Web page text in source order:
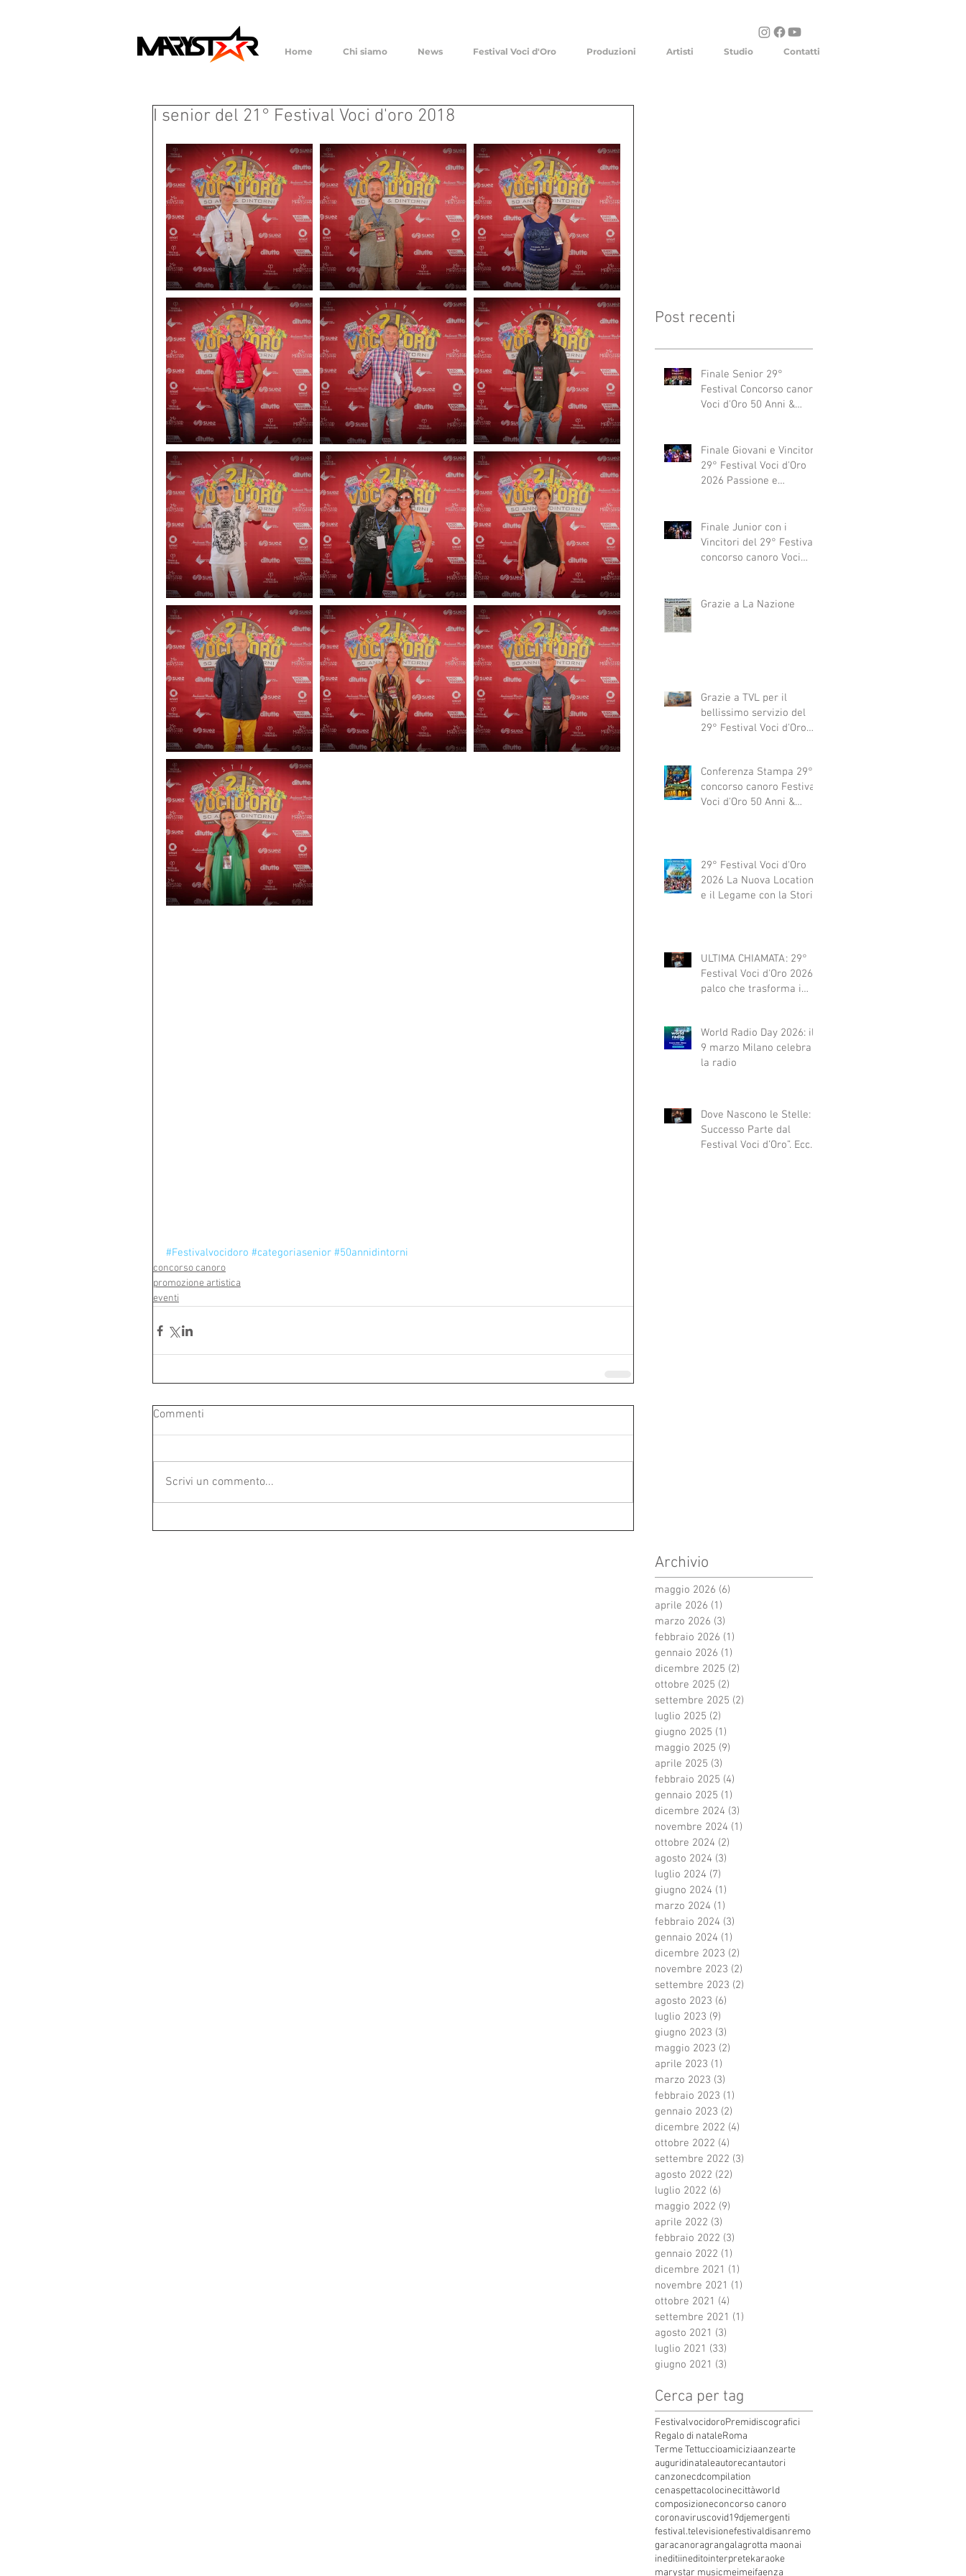
Home Chi siamo News Festival Voci d'Oro Produzioni Artisti Studio Contatti
I senior del 21° Festival Voci d'oro 2018
#Festivalvocidoro #categoriasenior #50annidintorni
concorso canoro
promozione artistica
eventi
Commenti
Scrivi un commento...
Post recenti
Finale Senior 29°
Festival Concorso canoro
Voci d'Oro 50 Anni &
abbracciano"
Finale Giovani e Vincitori
29° Festival Voci d'Oro
2026 Passione e
Finale Junior con i
Vincitori del 29° Festival
concorso canoro Voci
Grazie a La Nazione
Grazie a TVL per il
bellissimo servizio del
29° Festival Voci d'Oro
Conferenza Stampa 29°
concorso canoro Festival
Voci d'Oro 50 Anni &
29° Festival Voci d'Oro
2026 La Nuova Location
e il Legame con la Storia
ULTIMA CHIAMATA: 29°
Festival Voci d'Oro 2026 Il
palco che trasforma i
World Radio Day 2026: il
9 marzo Milano celebra
la radio
Dove Nascono le Stelle: Il
Successo Parte dal
Festival Voci d’Oro”. Ecco
Archivio
maggio 2026 (6)
aprile 2026 (1)
marzo 2026 (3)
febbraio 2026 (1)
gennaio 2026 (1)
dicembre 2025 (2)
ottobre 2025 (2)
settembre 2025 (2)
luglio 2025 (2)
giugno 2025 (1)
maggio 2025 (9)
aprile 2025 (3)
febbraio 2025 (4)
gennaio 2025 (1)
dicembre 2024 (3)
novembre 2024 (1)
ottobre 2024 (2)
agosto 2024 (3)
luglio 2024 (7)
giugno 2024 (1)
marzo 2024 (1)
febbraio 2024 (3)
gennaio 2024 (1)
dicembre 2023 (2)
novembre 2023 (2)
settembre 2023 (2)
agosto 2023 (6)
luglio 2023 (9)
giugno 2023 (3)
maggio 2023 (2)
aprile 2023 (1)
marzo 2023 (3)
febbraio 2023 (1)
gennaio 2023 (2)
dicembre 2022 (4)
ottobre 2022 (4)
settembre 2022 (3)
agosto 2022 (22)
luglio 2022 (6)
maggio 2022 (9)
aprile 2022 (3)
febbraio 2022 (3)
gennaio 2022 (1)
dicembre 2021 (1)
novembre 2021 (1)
ottobre 2021 (4)
settembre 2021 (1)
agosto 2021 (3)
luglio 2021 (33)
giugno 2021 (3)
Cerca per tag
FestivalvocidoroPremidiscografici
Regalo di nataleRoma
Terme Tettuccioamiciziaanzearte
auguridinataleautorecantautori
canzonecdcompilation
cenaspettacolocinecittàworld
composizioneconcorso canoro
coronaviruscovid19djemergenti
festival.televisionefestivaldisanremo
garacanoragrangalagrotta maonai
ineditiineditointerpretekaraoke
marystar musicmeimeifaenza